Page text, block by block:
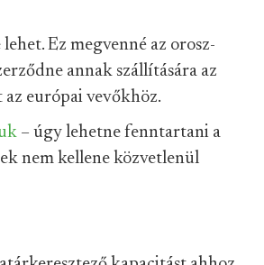
Ez megvenné az orosz-
annak szállítására az
európai vevőkhöz.
– úgy lehetne fenntartani a
nem kellene közvetlenül